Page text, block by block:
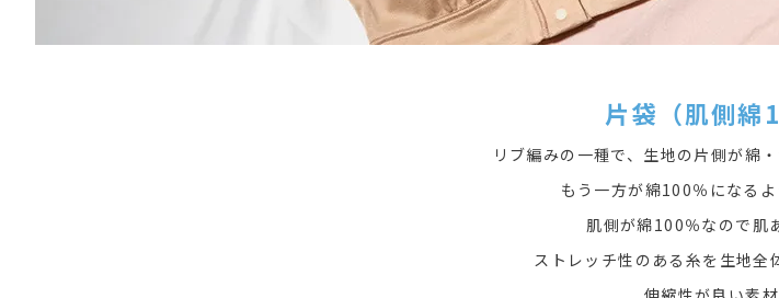
片袋（肌側綿
リブ編みの一種で、生地の片側が綿
もう一方が綿100％になるよ
肌側が綿100％なので肌
ストレッチ性のある糸を生地全